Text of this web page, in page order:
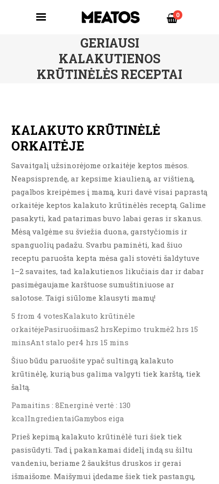
0
GERIAUSI
KALAKUTIENOS
KRŪTINĖLĖS RECEPTAI
KALAKUTO KRŪTINĖLĖ
ORKAITĖJE
Savaitgalį užsinorėjome orkaitėje keptos mėsos.
Neapsisprendę, ar kepsime kiaulieną, ar vištieną,
pagalbos kreipėmes į mamą, kuri davė visai paprastą
orkaitėje keptos kalakuto krūtinėlės receptą. Galime
pasakyti, kad patarimas buvo labai geras ir skanus.
Mėsą valgėme su šviežia duona, garstyčiomis ir
spanguolių padažu. Svarbu paminėti, kad šiuo
receptu paruošta kepta mėsa gali stovėti šaldytuve
1–2 savaites, tad kalakutienos likučiais dar ir dabar
pasimėgaujame karštuose sumuštiniuose ar
salotose. Taigi siūlome klausyti mamų!
5 from 4 votesKalakuto krūtinėle
orkaitėjePasiruošimas2 hrsKepimo trukmė2 hrs 15
minsAnt stalo per4 hrs 15 mins
Šiuo būdu paruošite ypač sultingą kalakuto
krūtinėlę, kurią bus galima valgyti tiek karštą, tiek
šaltą.
Pamaitins : 8Energinė vertė : 130
kcalIngredientaiGamybos eiga
Prieš kepimą kalakuto krūtinėlė turi šiek tiek
pasisūdyti. Tad į pakankamai didelį indą su šiltu
vandeniu, beriame 2 šaukštus druskos ir gerai
išmaišome. Maišymui įdedame šiek tiek pastangų,